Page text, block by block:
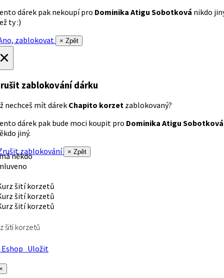
dárek pak nekoupí pro Dominika Atigu Sobotková nikdo
ty :)
zablokovat
× Zpět
zablokování dárku
nechceš mít dárek Chapito korzet zablokovaný?
dárek pak bude moci koupit pro Dominika Atigu Sobotková
jiný.
zablokování
× Zpět
někdo
šití korzetů
Uložit